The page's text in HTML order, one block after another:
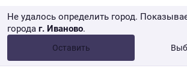
Не удалось определить город.
города г. Иваново.
Оставить
от 10 000 ₽